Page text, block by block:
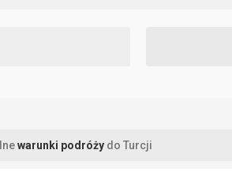
warunki podróży do Turcji